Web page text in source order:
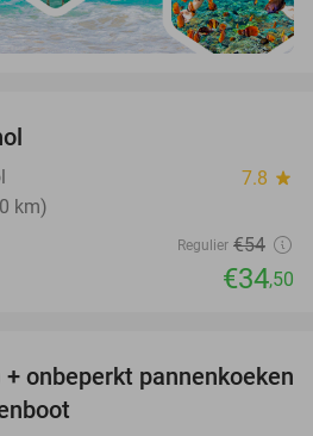
7.8 star
km)
Regulier €54
€34,50
30%
onbeperkt pannenkoeken